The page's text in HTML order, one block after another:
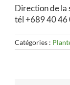
Direction de la
tél +689 40 46
Catégories :